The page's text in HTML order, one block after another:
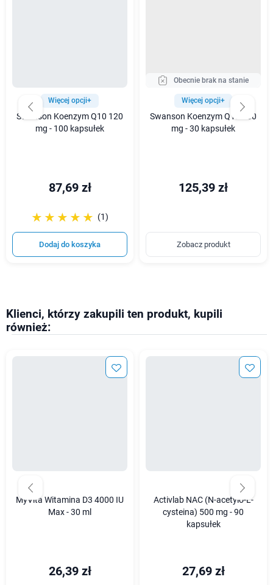
Więcej opcji+
Swanson Koenzym Q10 120
mg - 100 kapsułek
87,69 zł
☆☆☆☆☆
★★★★★ (1)
Dodaj do koszyka
Obecnie brak na stanie
Więcej opcji+
Swanson Koenzym Q10 400
mg - 30 kapsułek
125,39 zł
Zobacz produkt
Klienci, którzy zakupili ten produkt, kupili
również:
MyVita Witamina D3 4000 IU
Max - 30 ml
26,39 zł
Activlab NAC (N-acetylo-L-
cysteina) 500 mg - 90
kapsułek
27,69 zł